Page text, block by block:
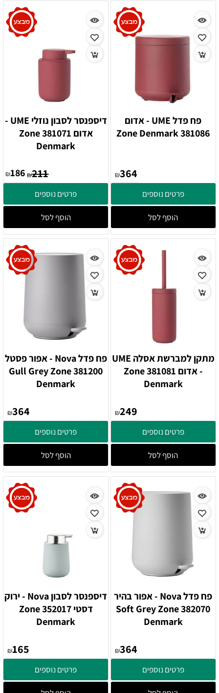
פח פדל UME - אדום
381086 Zone Denmark
₪364
פרטים נוספים
הוסף לסל
דיספנסר לסבון נוזלי UME -
אדום 381071 Zone
Denmark
₪211
₪186
פרטים נוספים
הוסף לסל
מתקן למברשת אסלה UME
- אדום 381081 Zone
Denmark
₪249
פרטים נוספים
הוסף לסל
פח פדל Nova - אפור פסטל
381200 Gull Grey Zone
Denmark
₪364
פרטים נוספים
הוסף לסל
פח פדל Nova - אפור בהיר
382070 Soft Grey Zone
Denmark
₪364
פרטים נוספים
דיספנסר לסבון Nova - ירוק
דסטי 352017 Zone
Denmark
₪165
פרטים נוספים